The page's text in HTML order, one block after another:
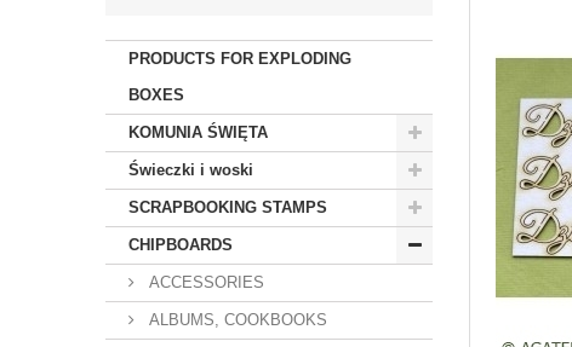
PRODUCTS FOR EXPLODING
BOXES
KOMUNIA ŚWIĘTA
Świeczki i woski
SCRAPBOOKING STAMPS
CHIPBOARDS
ACCESSORIES
ALBUMS, COOKBOOKS